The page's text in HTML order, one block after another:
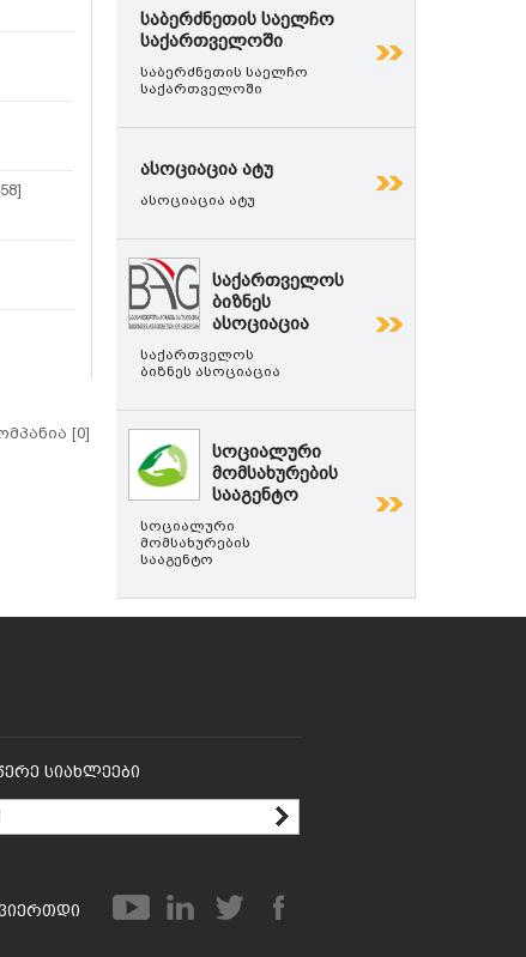
[0]
საბერძნეთის საელჩო
საქართველოში
საბერძნეთის საელჩო
საქართველოში
ასოციაცია ატუ
ასოციაცია ატუ
საქართველოს
ბიზნეს
ასოციაცია
საქართველოს
ბიზნეს ასოციაცია
სოციალური
მომსახურების
სააგენტო
სოციალური
მომსახურების
სააგენტო
Სიახლეები